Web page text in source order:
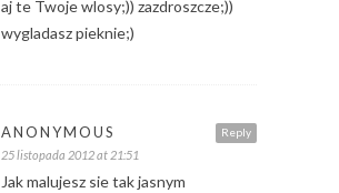
aj te Twoje wlosy;)) zazdroszcze;))
wygladasz pieknie;)
Reply
ANONYMOUS
25 listopada 2012 at 21:51
Jak malujesz sie tak jasnym